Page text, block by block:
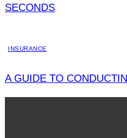
SECONDS
INSURANCE
A GUIDE TO